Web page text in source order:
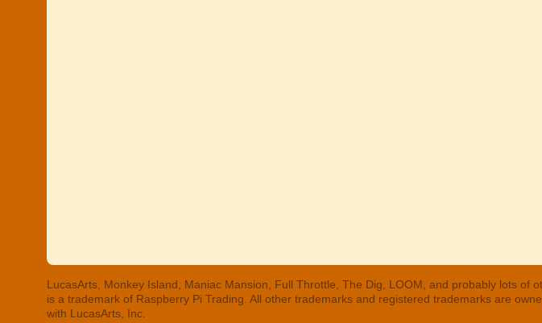
LucasArts, Monkey Island, Maniac Mansion, Full Throttle, The Dig, LOOM, and probably lots of
is a trademark of Raspberry Pi Trading. All other trademarks and registered trademarks are
with LucasArts, Inc.